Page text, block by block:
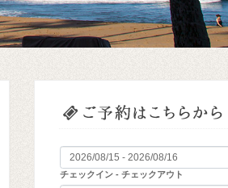
チェックイン - チェックアウト